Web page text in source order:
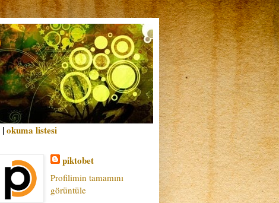
|okuma listesi
piktobet
Profilimin tamamını
görüntüle